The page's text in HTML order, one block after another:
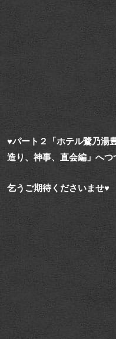
♥パート２「ホテル鷺乃湯
造り、神事、直会編」へつ
乞うご期待くださいませ♥